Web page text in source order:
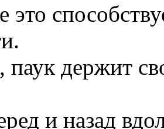
это
паук держит
и назад